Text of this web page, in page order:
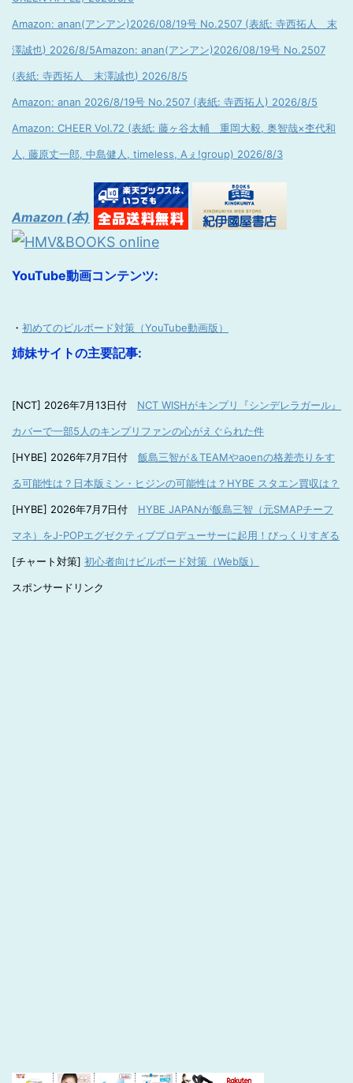
Amazon: anan(アンアン)2026/08/19号 No.2507 (表紙: 寺西拓人 末
澤誠也) 2026/8/5Amazon: anan(アンアン)2026/08/19号 No.2507
(表紙: 寺西拓人 末澤誠也) 2026/8/5
Amazon: anan 2026/8/19号 No.2507 (表紙: 寺西拓人) 2026/8/5
Amazon: CHEER Vol.72 (表紙: 藤ヶ谷太輔 重岡大毅, 奥智哉×杢代和
人, 藤原丈一郎, 中島健人, timeless, Aぇ!group) 2026/8/3
Amazon (本)
YouTube動画コンテンツ:
・ 初めてのビルボード対策（YouTube動画版）
姉妹サイトの主要記事:
[NCT] 2026年7月13日付 NCT WISHがキンプリ『シンデレラガール』
カバーで一部5人のキンプリファンの心がえぐられた件
[HYBE] 2026年7月7日付 飯島三智が＆TEAMやaoenの格差売りをす
る可能性は？日本版ミン・ヒジンの可能性は？HYBE スタエン買収は？
[HYBE] 2026年7月7日付 HYBE JAPANが飯島三智（元SMAPチーフ
マネ）をJ-POPエグゼクティブプロデューサーに起用！びっくりすぎる
[チャート対策] 初心者向けビルボード対策（Web版）
スポンサードリンク